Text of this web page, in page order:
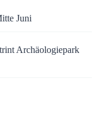
Juni
Archäologiepark